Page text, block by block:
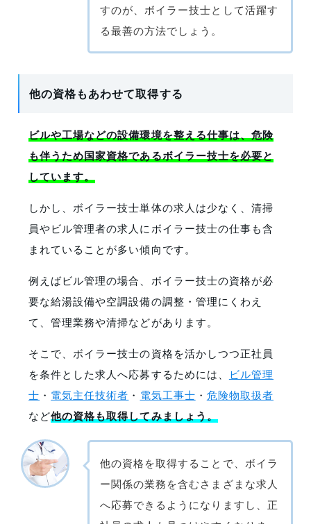
すのが、ボイラー技士として活躍す
る最善の方法でしょう。
他の資格もあわせて取得する
ビルや工場などの設備環境を整える仕事は、危険
も伴うため国家資格であるボイラー技士を必要と
しています。
しかし、ボイラー技士単体の求人は少なく、清掃
員やビル管理者の求人にボイラー技士の仕事も含
まれていることが多い傾向です。
例えばビル管理の場合、ボイラー技士の資格が必
要な給湯設備や空調設備の調整・管理にくわえ
て、管理業務や清掃などがあります。
そこで、ボイラー技士の資格を活かしつつ正社員
を条件とした求人へ応募するためには、
ビル管理
士 ・ 電気主任技術者 ・ 電気工事士 ・ 危険物取扱者
など他の資格も取得してみましょう。
他の資格を取得することで、ボイラ
ー関係の業務を含むさまざまな求人
へ応募できるようになりますし、正